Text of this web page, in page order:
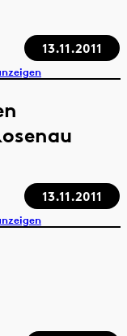
13.11.2011
13.11.2011